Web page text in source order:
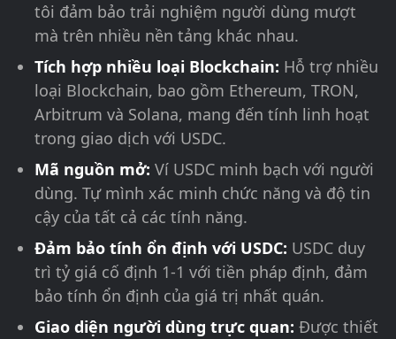
tôi đảm bảo trải nghiệm người dùng mượt
mà trên nhiều nền tảng khác nhau.
Tích hợp nhiều loại Blockchain: Hỗ trợ nhiều
loại Blockchain, bao gồm Ethereum, TRON,
Arbitrum và Solana, mang đến tính linh hoạt
trong giao dịch với USDC.
Mã nguồn mở: Ví USDC minh bạch với người
dùng. Tự mình xác minh chức năng và độ tin
cậy của tất cả các tính năng.
Đảm bảo tính ổn định với USDC: USDC duy
trì tỷ giá cố định 1-1 với tiền pháp định, đảm
bảo tính ổn định của giá trị nhất quán.
Giao diện người dùng trực quan: Được thiết